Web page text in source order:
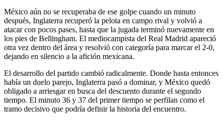
México aún no se recuperaba de ese golpe cuando un minuto
después, Inglaterra recuperó la pelota en campo rival y volvió a
atacar con pocos pases, hasta que la jugada terminó nuevamente en
los pies de Bellingham. El mediocampista del Real Madrid apareció
otra vez dentro del área y resolvió con categoría para marcar el 2-0,
dejando en silencio a la afición mexicana.
El desarrollo del partido cambió radicalmente. Donde hasta entonces
había un duelo parejo, Inglaterra pasó a dominar, y México quedó
obligado a arriesgar en busca del descuento durante el segundo
tiempo. El minuto 36 y 37 del primer tiempo se perfilan como el
tramo decisivo que podría definir la historia del encuentro.